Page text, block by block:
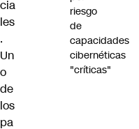
cia
les
.
Un
o
de
los
pa
riesgo
de
capacidades
cibernéticas
"críticas"